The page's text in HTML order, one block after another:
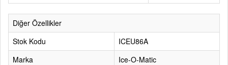
Diğer Özellikler
Stok Kodu
ICEU86A
Marka
Ice-O-Matic